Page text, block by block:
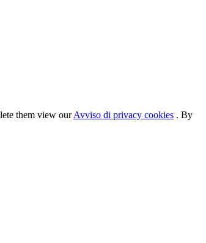
them view ourAvviso di privacy cookies . By